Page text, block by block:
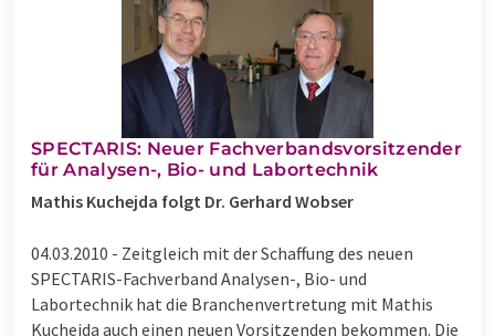
SPECTARIS: Neuer Fachverbandsvorsitzender
für Analysen-, Bio- und Labortechnik
Mathis Kuchejda folgt Dr. Gerhard Wobser
04.03.2010 - Zeitgleich mit der Schaffung des neuen
SPECTARIS-Fachverband Analysen-, Bio- und
Labortechnik hat die Branchenvertretung mit Mathis
Kuchejda auch einen neuen Vorsitzenden bekommen. Die